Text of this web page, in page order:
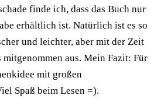
finde ich, dass das Buch nur
erhältlich ist. Natürlich ist es so
und leichter, aber mit der Zeit
mitgenommen aus. Mein Fazit: Für
mit großen
Spaß beim Lesen =).